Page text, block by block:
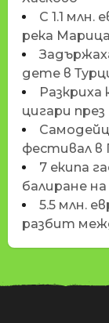
С 1.1
река
дете в
цигари
фестивал в
7 екипа
балиране на
5.5 млн.
разбит